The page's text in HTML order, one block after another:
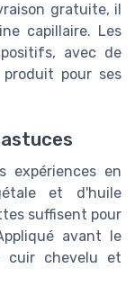
gratuite, il
capillaire. Les
avec de
pour ses
expériences en
et d'huile
suffisent pour
avant le
cuir chevelu et